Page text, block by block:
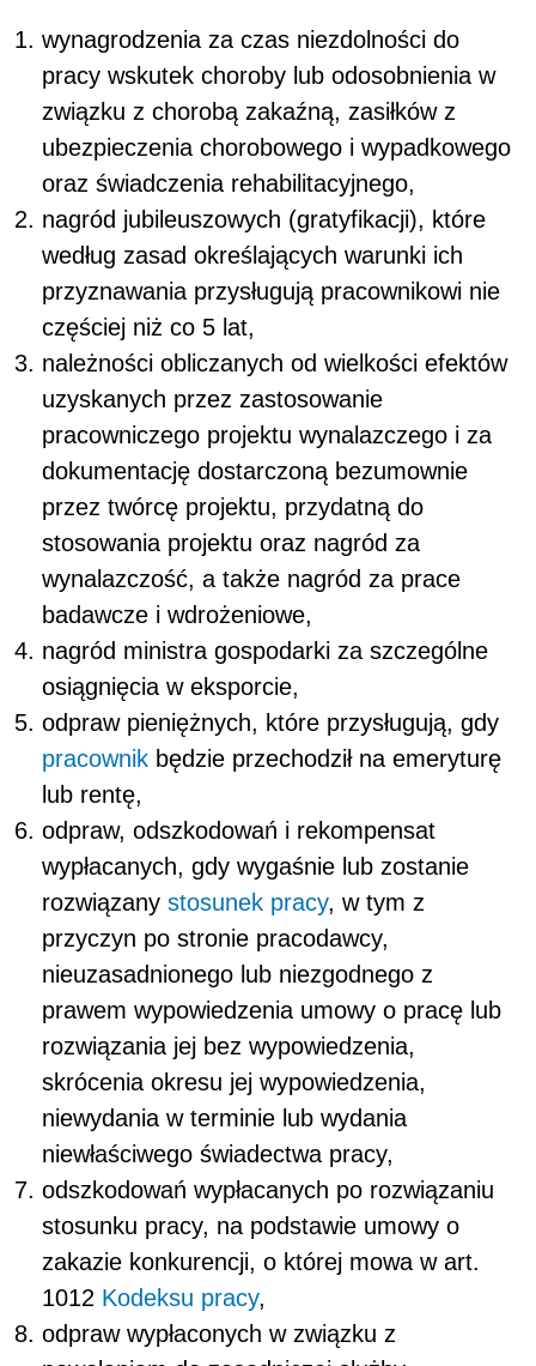
wynagrodzenia za czas niezdolności do
pracy wskutek choroby lub odosobnienia w
związku z chorobą zakaźną, zasiłków z
ubezpieczenia chorobowego i wypadkowego
oraz świadczenia rehabilitacyjnego,
nagród jubileuszowych (gratyfikacji), które
według zasad określających warunki ich
przyznawania przysługują pracownikowi nie
częściej niż co 5 lat,
należności obliczanych od wielkości efektów
uzyskanych przez zastosowanie
pracowniczego projektu wynalazczego i za
dokumentację dostarczoną bezumownie
przez twórcę projektu, przydatną do
stosowania projektu oraz nagród za
wynalazczość, a także nagród za prace
badawcze i wdrożeniowe,
nagród ministra gospodarki za szczególne
osiągnięcia w eksporcie,
odpraw pieniężnych, które przysługują, gdy
pracownik będzie przechodził na emeryturę
lub rentę,
odpraw, odszkodowań i rekompensat
wypłacanych, gdy wygaśnie lub zostanie
rozwiązany stosunek pracy, w tym z
przyczyn po stronie pracodawcy,
nieuzasadnionego lub niezgodnego z
prawem wypowiedzenia umowy o pracę lub
rozwiązania jej bez wypowiedzenia,
skrócenia okresu jej wypowiedzenia,
niewydania w terminie lub wydania
niewłaściwego świadectwa pracy,
odszkodowań wypłacanych po rozwiązaniu
stosunku pracy, na podstawie umowy o
zakazie konkurencji, o której mowa w art.
1012 Kodeksu pracy,
odpraw wypłaconych w związku z